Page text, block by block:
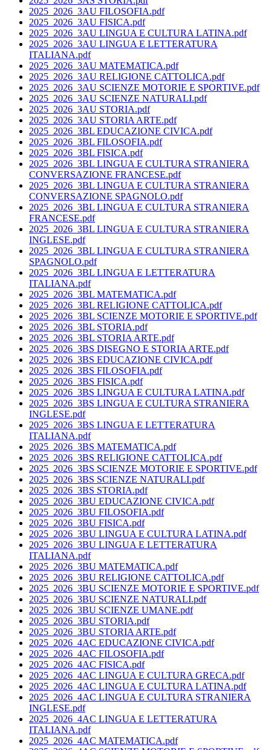
2025_2026_3AU FILOSOFIA.pdf
2025_2026_3AU FISICA.pdf
2025_2026_3AU LINGUA E CULTURA LATINA.pdf
2025_2026_3AU LINGUA E LETTERATURA
ITALIANA.pdf
2025_2026_3AU MATEMATICA.pdf
2025_2026_3AU RELIGIONE CATTOLICA.pdf
2025_2026_3AU SCIENZE MOTORIE E SPORTIVE.pdf
2025_2026_3AU SCIENZE NATURALI.pdf
2025_2026_3AU STORIA.pdf
2025_2026_3AU STORIA ARTE.pdf
2025_2026_3BL EDUCAZIONE CIVICA.pdf
2025_2026_3BL FILOSOFIA.pdf
2025_2026_3BL FISICA.pdf
2025_2026_3BL LINGUA E CULTURA STRANIERA
CONVERSAZIONE FRANCESE.pdf
2025_2026_3BL LINGUA E CULTURA STRANIERA
CONVERSAZIONE SPAGNOLO.pdf
2025_2026_3BL LINGUA E CULTURA STRANIERA
FRANCESE.pdf
2025_2026_3BL LINGUA E CULTURA STRANIERA
INGLESE.pdf
2025_2026_3BL LINGUA E CULTURA STRANIERA
SPAGNOLO.pdf
2025_2026_3BL LINGUA E LETTERATURA
ITALIANA.pdf
2025_2026_3BL MATEMATICA.pdf
2025_2026_3BL RELIGIONE CATTOLICA.pdf
2025_2026_3BL SCIENZE MOTORIE E SPORTIVE.pdf
2025_2026_3BL STORIA.pdf
2025_2026_3BL STORIA ARTE.pdf
2025_2026_3BS DISEGNO E STORIA ARTE.pdf
2025_2026_3BS EDUCAZIONE CIVICA.pdf
2025_2026_3BS FILOSOFIA.pdf
2025_2026_3BS FISICA.pdf
2025_2026_3BS LINGUA E CULTURA LATINA.pdf
2025_2026_3BS LINGUA E CULTURA STRANIERA
INGLESE.pdf
2025_2026_3BS LINGUA E LETTERATURA
ITALIANA.pdf
2025_2026_3BS MATEMATICA.pdf
2025_2026_3BS RELIGIONE CATTOLICA.pdf
2025_2026_3BS SCIENZE MOTORIE E SPORTIVE.pdf
2025_2026_3BS SCIENZE NATURALI.pdf
2025_2026_3BS STORIA.pdf
2025_2026_3BU EDUCAZIONE CIVICA.pdf
2025_2026_3BU FILOSOFIA.pdf
2025_2026_3BU FISICA.pdf
2025_2026_3BU LINGUA E CULTURA LATINA.pdf
2025_2026_3BU LINGUA E LETTERATURA
ITALIANA.pdf
2025_2026_3BU MATEMATICA.pdf
2025_2026_3BU RELIGIONE CATTOLICA.pdf
2025_2026_3BU SCIENZE MOTORIE E SPORTIVE.pdf
2025_2026_3BU SCIENZE NATURALI.pdf
2025_2026_3BU SCIENZE UMANE.pdf
2025_2026_3BU STORIA.pdf
2025_2026_3BU STORIA ARTE.pdf
2025_2026_4AC EDUCAZIONE CIVICA.pdf
2025_2026_4AC FILOSOFIA.pdf
2025_2026_4AC FISICA.pdf
2025_2026_4AC LINGUA E CULTURA GRECA.pdf
2025_2026_4AC LINGUA E CULTURA LATINA.pdf
2025_2026_4AC LINGUA E CULTURA STRANIERA
INGLESE.pdf
2025_2026_4AC LINGUA E LETTERATURA
ITALIANA.pdf
2025_2026_4AC MATEMATICA.pdf